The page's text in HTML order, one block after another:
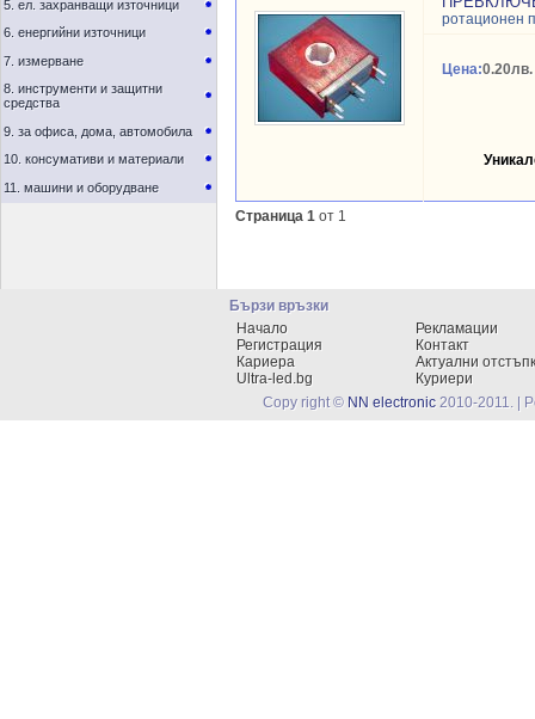
5. ел. захранващи източници
6. енергийни източници
7. измерване
8. инструменти и защитни
средства
9. за офиса, дома, автомобила
10. консумативи и материали
11. машини и оборудване
ротационен
Цена:0.20лв.
Страница 1 от 1
Бързи връзки
Начало
Рекламации
Регистрация
Контакт
Кариера
Актуални
Ultra-led.bg
Куриери
Copy right © NN electronic 2010-2011. |